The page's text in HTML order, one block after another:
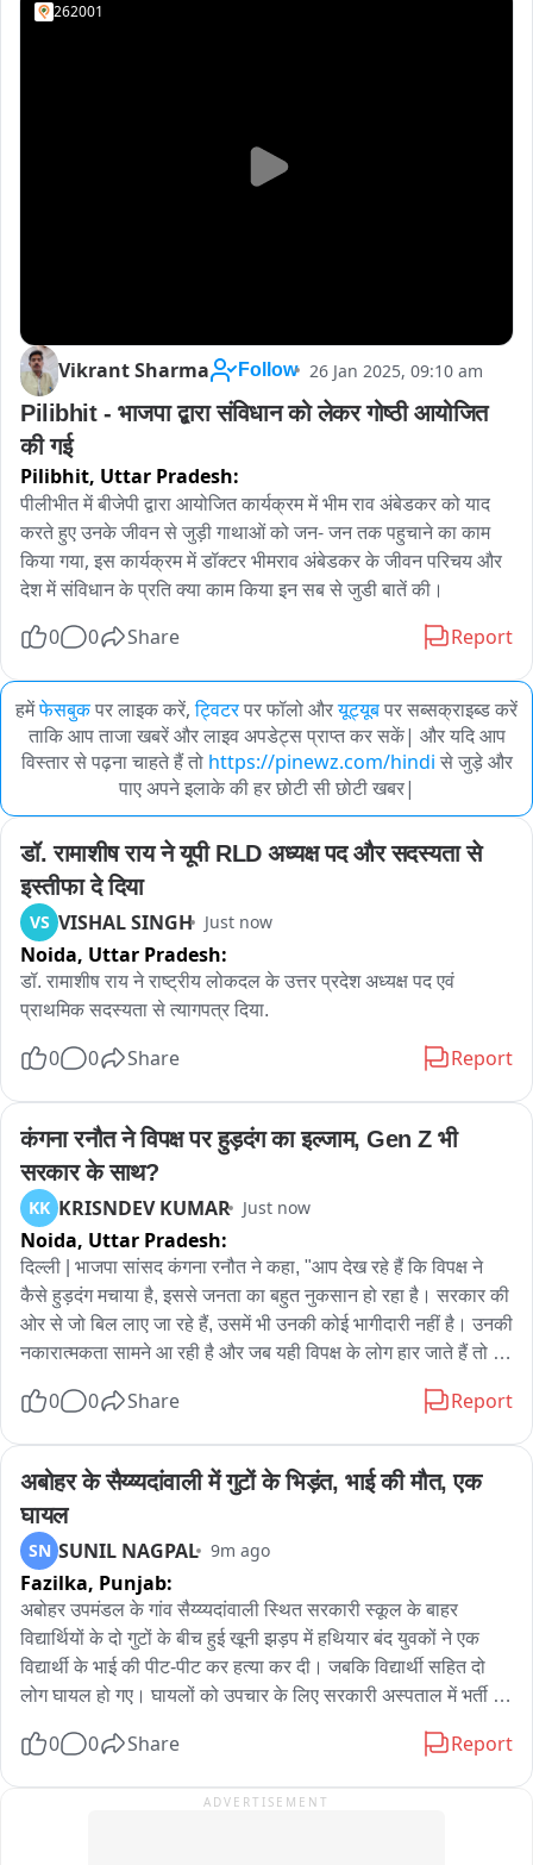
262001
Vikrant Sharma Follow 26 Jan 2025, 09:10 am
Pilibhit - भाजपा द्बारा संविधान को लेकर गोष्ठी आयोजित
की गई
Pilibhit, Uttar Pradesh:
पीलीभीत में बीजेपी द्वारा आयोजित कार्यक्रम में भीम राव अंबेडकर को याद
करते हुए उनके जीवन से जुड़ी गाथाओं को जन- जन तक पहुचाने का काम
किया गया, इस कार्यक्रम में डॉक्टर भीमराव अंबेडकर के जीवन परिचय और
देश में संविधान के प्रति क्या काम किया इन सब से जुडी बातें की।
0
0 Share Report
हमेंफेसबुकपर लाइक करें, ट्विटरपर फॉलो औरयूट्यूबपर सब्सक्राइब्ड करें
ताकि आप ताजा खबरें और लाइव अपडेट्स प्राप्त कर सकें| और यदि आप
विस्तार से पढ़ना चाहते हैं तो https://pinewz.com/hindi से जुड़े और
पाए अपने इलाके की हर छोटी सी छोटी खबर|
डॉ. रामाशीष राय ने यूपी RLD अध्यक्ष पद और सदस्यता से
इस्तीफा दे दिया
VS VISHAL SINGH Just now
Noida, Uttar Pradesh:
डॉ. रामाशीष राय ने राष्ट्रीय लोकदल के उत्तर प्रदेश अध्यक्ष पद एवं
प्राथमिक सदस्यता से त्यागपत्र दिया.
0 0 Share Report
कंगना रनौत ने विपक्ष पर हुड़दंग का इल्जाम, Gen Z भी
सरकार के साथ?
KK KRISNDEV KUMAR Just now
Noida, Uttar Pradesh:
दिल्ली | भाजपा सांसद कंगना रनौत ने कहा, "आप देख रहे हैं कि विपक्ष ने
कैसे हुड़दंग मचाया है, इससे जनता का बहुत नुकसान हो रहा है। सरकार की
ओर से जो बिल लाए जा रहे हैं, उसमें भी उनकी कोई भागीदारी नहीं है। उनकी
नकारात्मकता सामने आ रही है और जब यही विपक्ष के लोग हार जाते हैं तो ये
उन्होंने कहा, "जेन-जी भी इस सरकार का हिस्सा हैं। उन्हीं का बहुमत है कि
हमारी सरकार सत्ता में है। ऐसा नहीं है कि कुछ लोग ही जेन-जी हैं... झारखंड
में भी युवा अच्छे से विरोध-प्रदर्शन कर रहे हैं... ये कुछ मुट्ठी भर लोग हैं जो
जेन-जी का नाम खराब कर रहे हैं..."
0 0 Share Report
अबोहर के सैय्य्यदांवाली में गुटों के भिड़ंत, भाई की मौत, एक
घायल
SN SUNIL NAGPAL 9m ago
Fazilka, Punjab:
अबोहर उपमंडल के गांव सैय्य्यदांवाली स्थित सरकारी स्कूल के बाहर
विद्यार्थियों के दो गुटों के बीच हुई खूनी झड़प में हथियार बंद युवकों ने एक
विद्यार्थी के भाई की पीट-पीट कर हत्या कर दी। जबकि विद्यार्थी सहित दो
लोग घायल हो गए। घायलों को उपचार के लिए सरकारी अस्पताल में भर्ती
कर दी है।
सरकारी अस्पताल में उपचाराधीन करीब 22 वर्षीय गगन पुत्र जगमीत सिंह
0 0 Share Report
ADVERTISEMENT